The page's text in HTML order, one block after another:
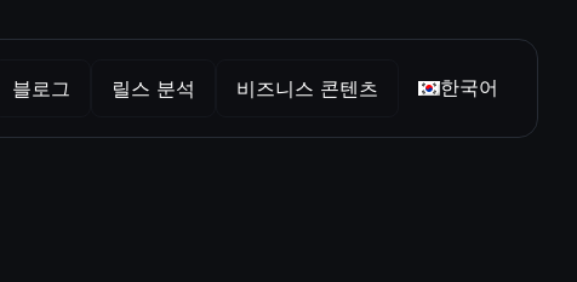
블로그 릴스 분석 비즈니스 콘텐츠 한국어